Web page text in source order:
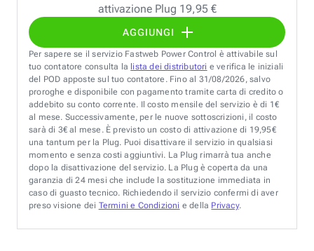
attivazione Plug 19,95 €
AGGIUNGI
Per sapere se il servizio Fastweb Power Control è attivabile sul
tuo contatore consulta la lista dei distributori e verifica le iniziali
del POD apposte sul tuo contatore. Fino al 31/08/2026, salvo
proroghe e disponibile con pagamento tramite carta di credito o
addebito su conto corrente. Il costo mensile del servizio è di 1€
al mese. Successivamente, per le nuove sottoscrizioni, il costo
sarà di 3€ al mese. È previsto un costo di attivazione di 19,95€
una tantum per la Plug. Puoi disattivare il servizio in qualsiasi
momento e senza costi aggiuntivi. La Plug rimarrà tua anche
dopo la disattivazione del servizio. La Plug è coperta da una
garanzia di 24 mesi che include la sostituzione immediata in
caso di guasto tecnico. Richiedendo il servizio confermi di aver
preso visione dei Termini e Condizioni e della Privacy.